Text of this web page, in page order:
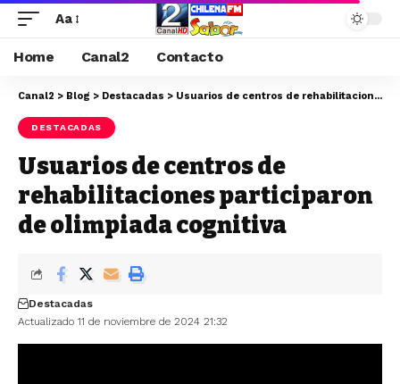
Aa
Home Canal2 Contacto
Canal2 > Blog > Destacadas > Usuarios de centros de rehabilitaciones participaron de olimpiada cognitiva
DESTACADAS
Usuarios de centros de
rehabilitaciones participaron
de olimpiada cognitiva
Actualizado 11 de noviembre de 2024 21:32
Destacadas